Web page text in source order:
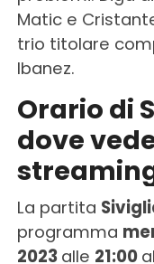
Matic e
trio titolare
Ibanez.
Orario di
dove
La partita
programma
2023 alle 21:00